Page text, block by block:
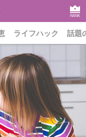
RANK
ライフハック 話題